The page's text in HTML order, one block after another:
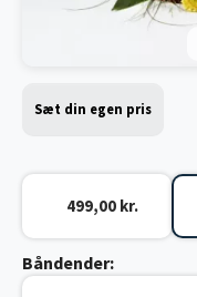
Sæt din egen pris
499,00 kr.
Båndender: